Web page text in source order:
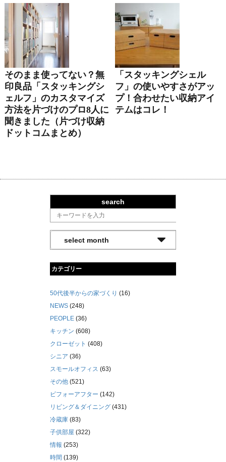
そのまま使ってない？無
印良品「スタッキングシ
ェルフ」のカスタマイズ
方法を片づけのプロ8人に
聞きました（片づけ収納
ドットコムまとめ）
「スタッキングシェル
フ」の使いやすさがアッ
プ！合わせたい収納アイ
テムはコレ！
search
カテゴリー
50代後半からの家づくり (16)
NEWS (248)
PEOPLE (36)
キッチン (608)
クローゼット (408)
シニア (36)
スモールオフィス (63)
その他 (521)
ビフォーアフター (142)
リビング＆ダイニング (431)
冷蔵庫 (83)
子供部屋 (322)
情報 (253)
時間 (139)